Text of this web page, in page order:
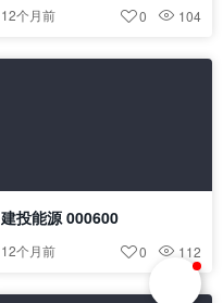
12个月前 104
0
建投能源 000600
12个月前 112
0